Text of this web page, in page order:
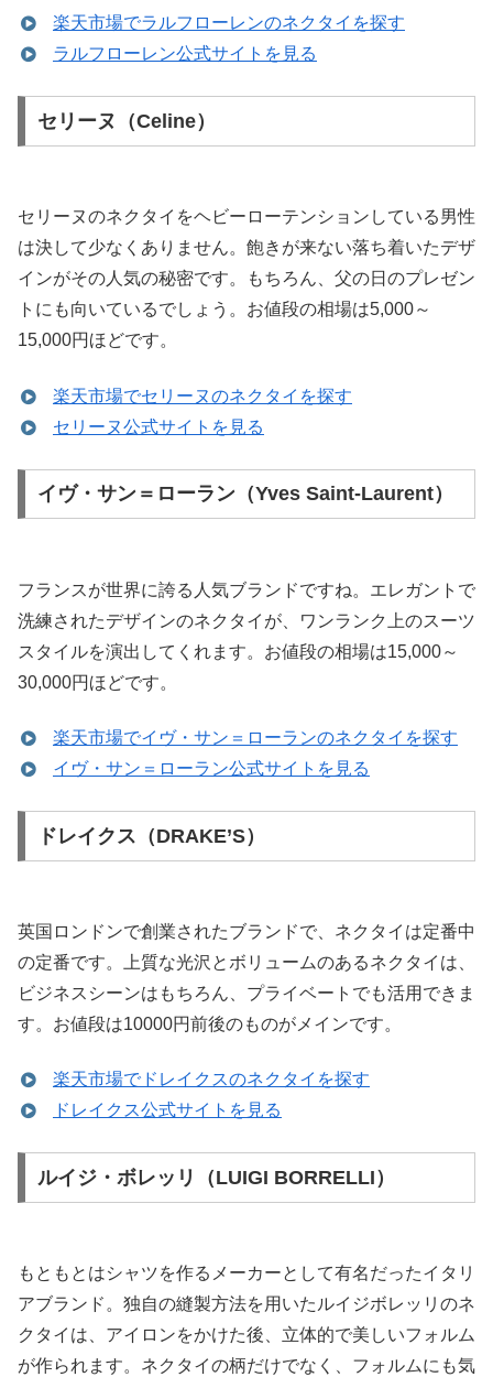
楽天市場でラルフローレンのネクタイを探す
ラルフローレン公式サイトを見る
セリーヌ（Celine）
セリーヌのネクタイをヘビーローテンションしている男性
は決して少なくありません。飽きが来ない落ち着いたデザ
インがその人気の秘密です。もちろん、父の日のプレゼン
トにも向いているでしょう。お値段の相場は5,000～
15,000円ほどです。
楽天市場でセリーヌのネクタイを探す
セリーヌ公式サイトを見る
イヴ・サン＝ローラン（Yves Saint-Laurent）
フランスが世界に誇る人気ブランドですね。エレガントで
洗練されたデザインのネクタイが、ワンランク上のスーツ
スタイルを演出してくれます。お値段の相場は15,000～
30,000円ほどです。
楽天市場でイヴ・サン＝ローランのネクタイを探す
イヴ・サン＝ローラン公式サイトを見る
ドレイクス（DRAKE’S）
英国ロンドンで創業されたブランドで、ネクタイは定番中
の定番です。上質な光沢とボリュームのあるネクタイは、
ビジネスシーンはもちろん、プライベートでも活用できま
す。お値段は10000円前後のものがメインです。
楽天市場でドレイクスのネクタイを探す
ドレイクス公式サイトを見る
ルイジ・ボレッリ（LUIGI BORRELLI）
もともとはシャツを作るメーカーとして有名だったイタリ
アブランド。独自の縫製方法を用いたルイジボレッリのネ
クタイは、アイロンをかけた後、立体的で美しいフォルム
が作られます。ネクタイの柄だけでなく、フォルムにも気